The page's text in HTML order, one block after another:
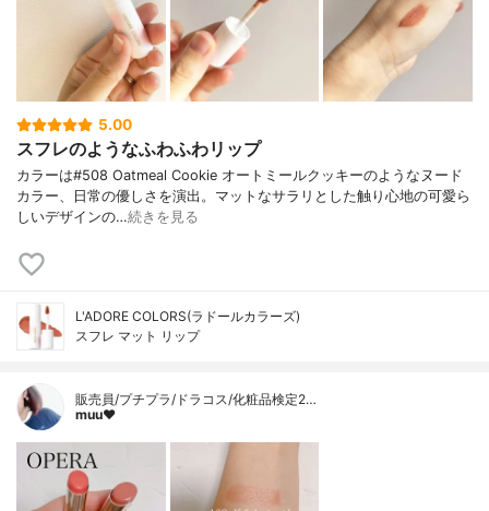
5.00
スフレのようなふわふわリップ
カラーは#508 Oatmeal Cookie オートミールクッキーのようなヌード
カラー、日常の優しさを演出。マットなサラリとした触り心地の可愛ら
しいデザインの…続きを見る
L'ADORE COLORS(ラドールカラーズ)
スフレ マット リップ
販売員/プチプラ/ドラコス/化粧品検定2…
muu❤︎